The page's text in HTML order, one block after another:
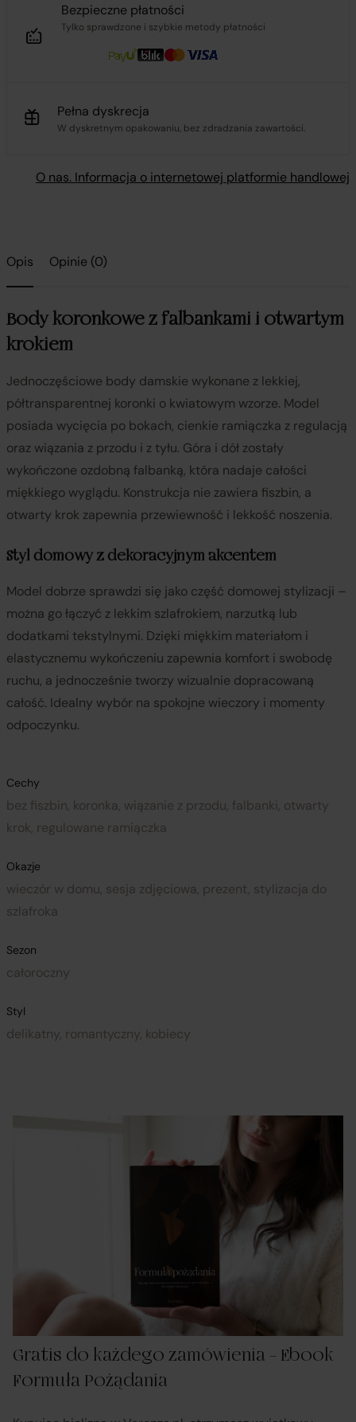
Bezpieczne płatności
Tylko sprawdzone i szybkie metody płatności
Pełna dyskrecja
W dyskretnym opakowaniu, bez zdradzania zawartości.
O nas. Informacja o internetowej platformie handlowej
Opis Opinie (0)
Body koronkowe z falbankami i otwartym
krokiem
Jednoczęściowe body damskie wykonane z lekkiej,
półtransparentnej koronki o kwiatowym wzorze. Model
posiada wycięcia po bokach, cienkie ramiączka z regulacją
oraz wiązania z przodu i z tyłu. Góra i dół zostały
wykończone ozdobną falbanką, która nadaje całości
miękkiego wyglądu. Konstrukcja nie zawiera fiszbin, a
otwarty krok zapewnia przewiewność i lekkość noszenia.
Styl domowy z dekoracyjnym akcentem
Model dobrze sprawdzi się jako część domowej stylizacji –
można go łączyć z lekkim szlafrokiem, narzutką lub
dodatkami tekstylnymi. Dzięki miękkim materiałom i
elastycznemu wykończeniu zapewnia komfort i swobodę
ruchu, a jednocześnie tworzy wizualnie dopracowaną
całość. Idealny wybór na spokojne wieczory i momenty
odpoczynku.
Cechy
bez fiszbin, koronka, wiązanie z przodu, falbanki, otwarty
krok, regulowane ramiączka
Okazje
wieczór w domu, sesja zdjęciowa, prezent, stylizacja do
szlafroka
Sezon
całoroczny
Styl
delikatny, romantyczny, kobiecy
Gratis do każdego zamówienia – Ebook
Formuła Pożądania